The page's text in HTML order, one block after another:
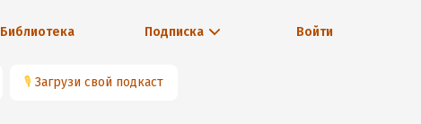
Библиотека Подписка Войти
🎙 Загрузи свой подкаст